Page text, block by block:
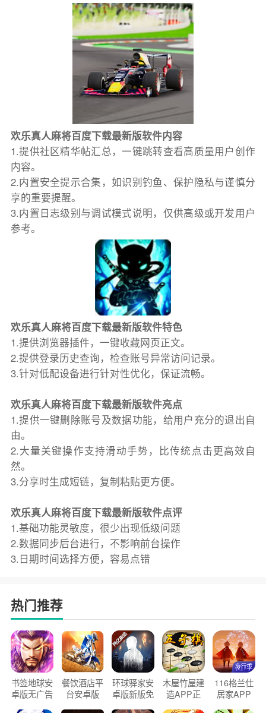
欢乐真人麻将百度下载最新版软件内容
1.提供社区精华帖汇总，一键跳转查看高质量用户创作
内容。
2.内置安全提示合集，如识别钓鱼、保护隐私与谨慎分
享的重要提醒。
3.内置日志级别与调试模式说明，仅供高级或开发用户
参考。
欢乐真人麻将百度下载最新版软件特色
1.提供浏览器插件，一键收藏网页正文。
2.提供登录历史查询，检查账号异常访问记录。
3.针对低配设备进行针对性优化，保证流畅。
欢乐真人麻将百度下载最新版软件亮点
1.提供一键删除账号及数据功能，给用户充分的退出自
由。
2.大量关键操作支持滑动手势，比传统点击更高效自
然。
3.分享时生成短链，复制粘贴更方便。
欢乐真人麻将百度下载最新版软件点评
1.基础功能灵敏度，很少出现低级问题
2.数据同步后台进行，不影响前台操作
3.日期时间选择方便，容易点错
热门推荐
书签地球安
卓版无广告
餐饮酒店平
台安卓版
环球驿家安
卓版新版免
木屋竹屋建
造APP正
116格兰仕
居家APP